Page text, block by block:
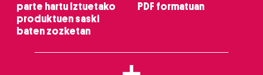
parte hartu Iztuetako
produktuen saski
baten zozketan
PDF formatuan